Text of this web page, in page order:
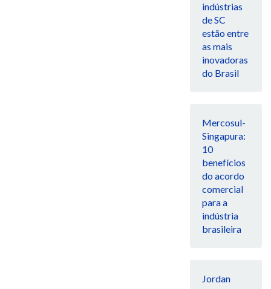
indústrias
de SC
estão entre
as mais
inovadoras
do Brasil
Mercosul-
Singapura:
10
benefícios
do acordo
comercial
para a
indústria
brasileira
Jordan